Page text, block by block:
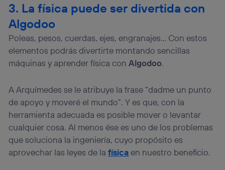
3. La física puede ser divertida con
Algodoo
Poleas, pesos, cuerdas, ejes, engranajes… Con estos
elementos podrás divertirte montando sencillas
máquinas y aprender física conAlgodoo.
A Arquímedes se le atribuye la frase “dadme un punto
de apoyo y moveré el mundo”. Y es que, con la
herramienta adecuada es posible mover o levantar
cualquier cosa. Al menos ése es uno de los problemas
que soluciona la ingeniería, cuyo propósito es
aprovechar las leyes de lafísicaen nuestro beneficio.
visitando el portal de privacidad de Utiq
(“consenthub”). Para más información, consulta
la política de privacidad de Utiq